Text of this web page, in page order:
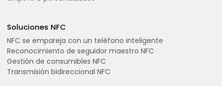
Soluciones NFC
NFC se empareja con un teléfono inteligente
Reconocimiento de seguidor maestro NFC
Gestión de consumibles NFC
Transmisión bidireccional NFC